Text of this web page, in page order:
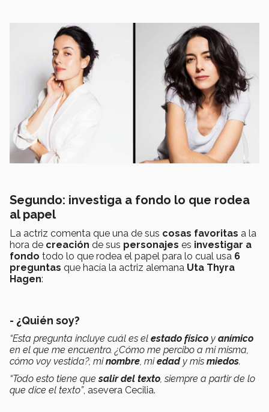
Segundo: investiga a fondo lo que rodea
al papel
La actriz comenta que una de sus cosas favoritas a la
hora de creación de sus personajes es investigar a
fondo todo lo que rodea el papel para lo cual usa 6
preguntas que hacía la actriz alemana Uta Thyra
Hagen:
- ¿Quién soy?
“Esta pregunta incluye cuál es el estado físico y anímico
en el que me encuentro. ¿Cómo me percibo a mi misma,
cómo voy vestida?, minombre , miedad y mis miedos.
“Todo esto tiene quesalir del texto , siempre a partir de lo
que dice el texto”, asevera Cecilia.